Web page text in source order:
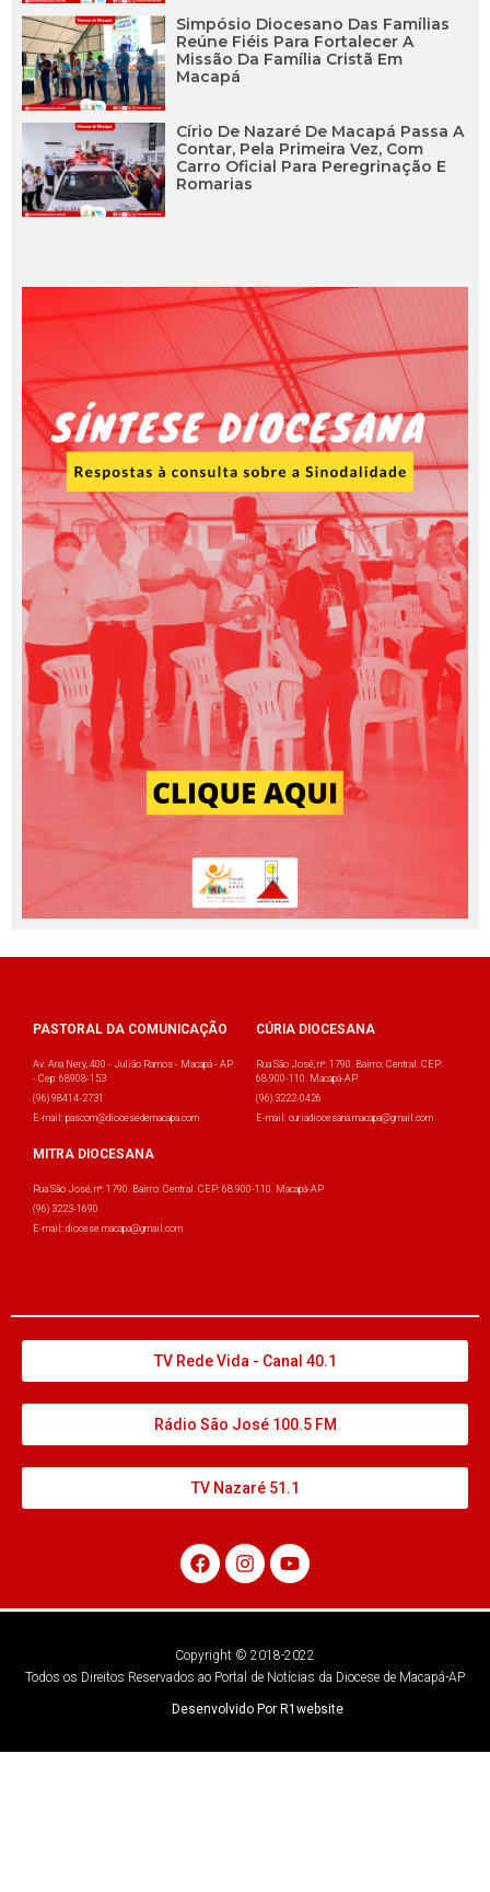
Simpósio Diocesano Das Famílias
Reúne Fiéis Para Fortalecer A
Missão Da Família Cristã Em
Macapá
Círio De Nazaré De Macapá Passa A
Contar, Pela Primeira Vez, Com
Carro Oficial Para Peregrinação E
Romarias
PASTORAL DA COMUNICAÇÃO
Av. Ana Nery, 400 - Julião Ramos - Macapá - AP
- Cep: 68908-153
(96) 98414-2731
E-mail: pascom@diocesedemacapa.com
CÚRIA DIOCESANA
Rua São José, nº: 1790. Bairro: Central. CEP:
68.900-110. Macapá-AP
(96) 3222-0426
E-mail: curiadiocesana.macapa@gmail.com
MITRA DIOCESANA
Rua São José, nº: 1790. Bairro: Central. CEP: 68.900-110. Macapá-AP
(96) 3223-1690
E-mail: diocese.macapa@gmail.com
TV Rede Vida - Canal 40.1
Rádio São José 100.5 FM
TV Nazaré 51.1
Copyright © 2018-2022
Todos os Direitos Reservados ao Portal de Notícias da Diocese de Macapá-AP
Desenvolvido Por R1website